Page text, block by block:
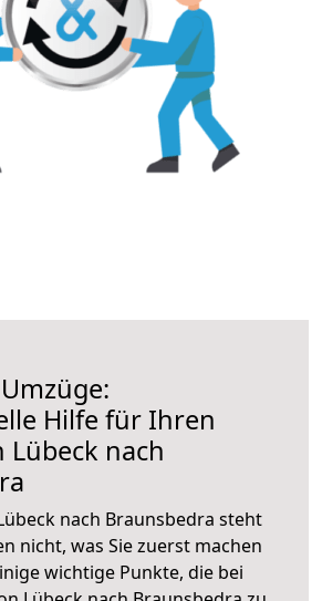
Hilfe für Ihren
Lübeck nach
nach Braunsbedra steht
nicht, was Sie zuerst machen
wichtige Punkte, die bei